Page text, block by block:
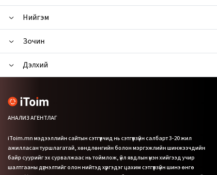
Нийгэм
Зочин
Дэлхий
АНАЛИЗ АГЕНТЛАГ
iToim.mn мэдээллийн сайтын сэтгүүлчид нь сэтгүүлзүйн салбарт 3-20 жил
ажилласан туршлагатай, хөндлөнгийн болон мэргэжлийн шинжээчдийн
байр суурийг эх сурвалжаас нь тоймлож, үйл явдлын үнэн хийгээд учир
шалтгааны дүгнэлтийг олон нийтэд хүргэдэг цахим сэтгүүлзүйн шинэ өнгө